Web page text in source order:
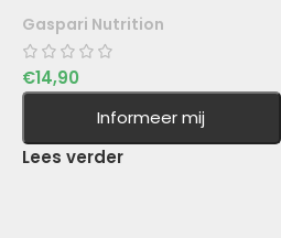
Gaspari Nutrition
€14,90
Informeer mij
Lees verder